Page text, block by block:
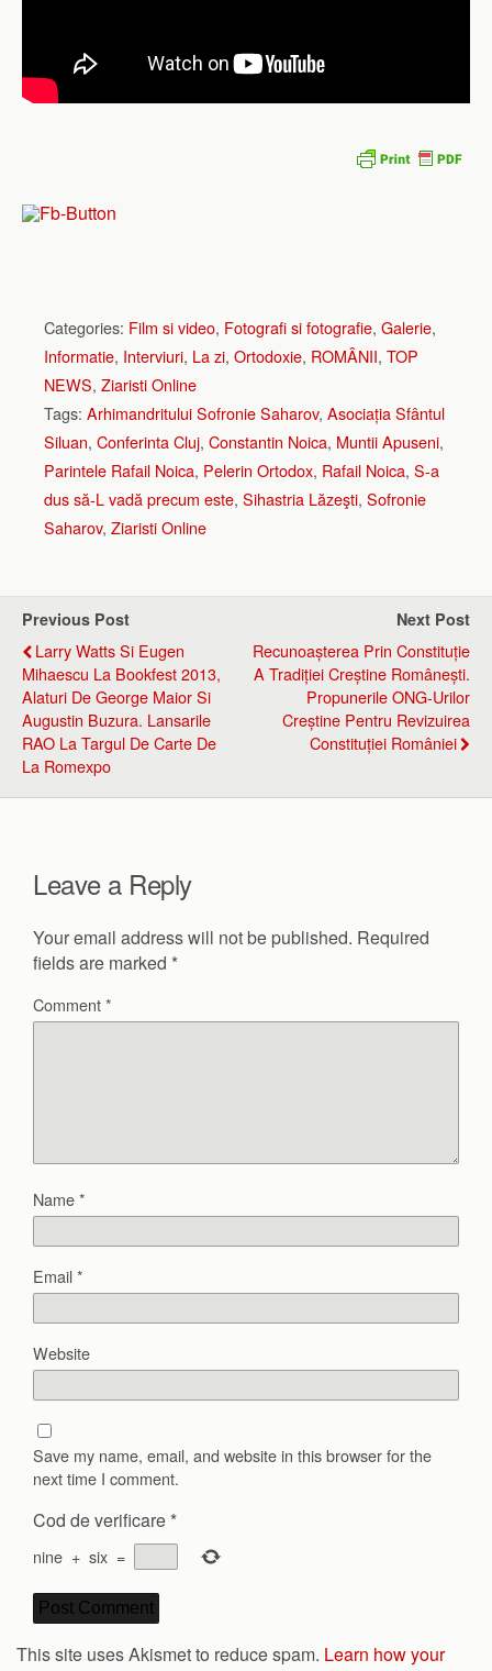
Categories: Film si video, Fotografi si fotografie, Galerie,
Informatie, Interviuri, La zi, Ortodoxie, ROMÂNII, TOP
NEWS, Ziaristi Online
Tags: Arhimandritului Sofronie Saharov, Asociația Sfântul
Siluan, Conferinta Cluj, Constantin Noica, Muntii Apuseni,
Parintele Rafail Noica, Pelerin Ortodox, Rafail Noica, S-a
dus să-L vadă precum este, Sihastria Lăzeşti, Sofronie
Saharov, Ziaristi Online
Previous Post
Larry Watts Si Eugen
Mihaescu La Bookfest 2013,
Alaturi De George Maior Si
Augustin Buzura. Lansarile
RAO La Targul De Carte De
La Romexpo
Next Post
Recunoașterea Prin Constituție
A Tradiției Creștine Românești.
Propunerile ONG-Urilor
Creștine Pentru Revizuirea
Constituției României
Leave a Reply
Your email address will not be published. Required
fields are marked *
Comment*
Name*
Email*
Website
Save my name, email, and website in this browser for the
next time I comment.
Cod de verificare *
nine + six =
This site uses Akismet to reduce spam. Learn how your